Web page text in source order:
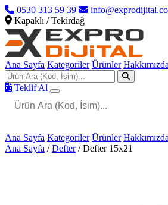
0530 313 59 39
Kapaklı / Tekirdağ
Ana Sayfa Kategoriler Ürünler Hakkımızda
Teklif Al
Ana Sayfa Kategoriler Ürünler Hakkımızda
Ana Sayfa / Defter / Defter 15x21